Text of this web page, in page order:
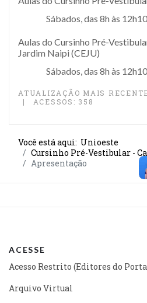
Sábados, das 8h às
Aulas do Cursinho Pré-
Jardim Naipi (CEJU)
Sábados, das 8h às
ATUALIZAÇÃO MAIS
ACESSOS: 358
Você está aqui: Unioeste
Cursinho Pré-Vestibular -
Apresentação
ACESSE
Acesso Restrito (Editores do
Arquivo Virtual